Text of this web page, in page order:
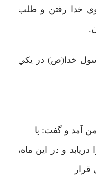
خدا رفتن و طلب
خدا(ص) در يکي
آمد و گفت: يا
و در اين ماه،